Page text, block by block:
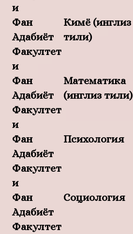
и
Фан
Адабиёт
Факултет
и
Кимё (инглиз
тили)
Фан
Адабиёт
Факултет
и
Математика
(инглиз тили)
Фан
Адабиёт
Факултет
и
Психология
Фан
Адабиёт
Факултет
Социология